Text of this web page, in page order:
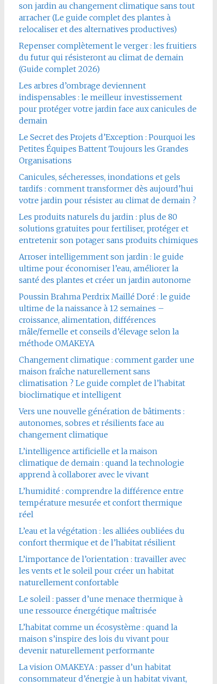
son jardin au changement climatique sans tout
arracher (Le guide complet des plantes à
relocaliser et des alternatives productives)
Repenser complètement le verger : les fruitiers
du futur qui résisteront au climat de demain
(Guide complet 2026)
Les arbres d’ombrage deviennent
indispensables : le meilleur investissement
pour protéger votre jardin face aux canicules de
demain
Le Secret des Projets d’Exception : Pourquoi les
Petites Équipes Battent Toujours les Grandes
Organisations
Canicules, sécheresses, inondations et gels
tardifs : comment transformer dès aujourd’hui
votre jardin pour résister au climat de demain ?
Les produits naturels du jardin : plus de 80
solutions gratuites pour fertiliser, protéger et
entretenir son potager sans produits chimiques
Arroser intelligemment son jardin : le guide
ultime pour économiser l’eau, améliorer la
santé des plantes et créer un jardin autonome
Poussin Brahma Perdrix Maillé Doré : le guide
ultime de la naissance à 12 semaines –
croissance, alimentation, différences
mâle/femelle et conseils d’élevage selon la
méthode OMAKEYA
Changement climatique : comment garder une
maison fraîche naturellement sans
climatisation ? Le guide complet de l’habitat
bioclimatique et intelligent
Vers une nouvelle génération de bâtiments :
autonomes, sobres et résilients face au
changement climatique
L’intelligence artificielle et la maison
climatique de demain : quand la technologie
apprend à collaborer avec le vivant
L’humidité : comprendre la différence entre
température mesurée et confort thermique
réel
L’eau et la végétation : les alliées oubliées du
confort thermique et de l’habitat résilient
L’importance de l’orientation : travailler avec
les vents et le soleil pour créer un habitat
naturellement confortable
Le soleil : passer d’une menace thermique à
une ressource énergétique maîtrisée
L’habitat comme un écosystème : quand la
maison s’inspire des lois du vivant pour
devenir naturellement performante
La vision OMAKEYA : passer d’un habitat
consommateur d’énergie à un habitat vivant,